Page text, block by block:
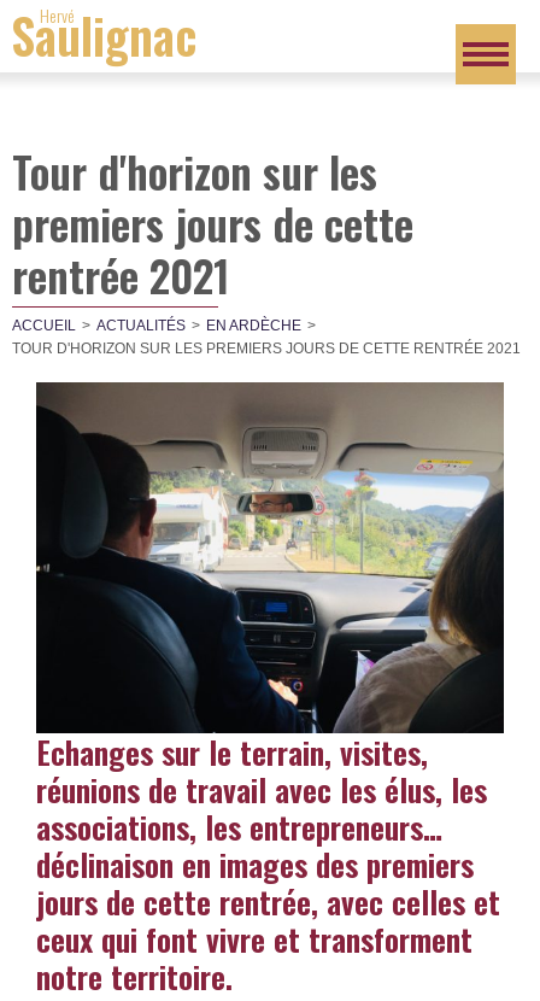
Hervé
Saulignac
Tour d'horizon sur les
premiers jours de cette
rentrée 2021
ACCUEIL ACTUALITÉS
EN ARDÈCHE
TOUR D'HORIZON SUR LES PREMIERS JOURS DE CETTE RENTRÉE 2021
Echanges sur le terrain, visites,
réunions de travail avec les élus, les
associations, les entrepreneurs…
déclinaison en images des premiers
jours de cette rentrée, avec celles et
ceux qui font vivre et transforment
notre territoire.